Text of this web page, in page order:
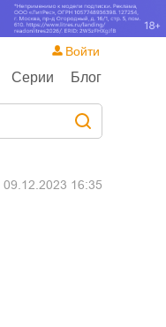
Серии Блог
Войти
09.12.2023 16:35